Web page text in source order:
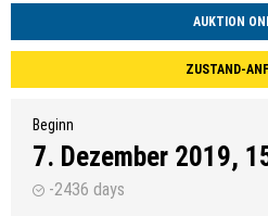
AUKTION
ZUSTAND-
Beginn
7. Dezember 2019,
-2436 days